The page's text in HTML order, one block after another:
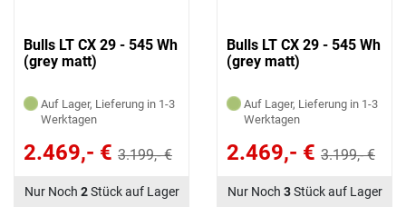
Bulls LT CX 29 - 545 Wh
(grey matt)
Auf Lager, Lieferung in 1-3
Werktagen
2.469,- € 3.199,- €
Nur Noch 2Stück auf Lager
Bulls LT CX 29 - 545 Wh
(grey matt)
Auf Lager, Lieferung in 1-3
Werktagen
2.469,- € 3.199,- €
Nur Noch 3Stück auf Lager